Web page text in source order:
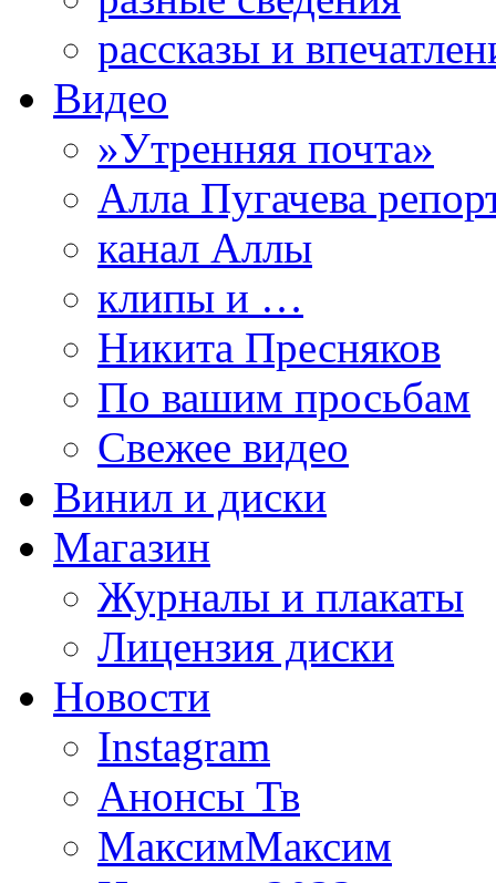
рассказы и
Видео
»Утренняя почта»
Алла Пугачева
канал Аллы
клипы и …
Никита Пресняков
По вашим просьбам
Свежее видео
Винил и диски
Магазин
Журналы и плакаты
Лицензия диски
Новости
Instagram
Анонсы Тв
МаксимМаксим